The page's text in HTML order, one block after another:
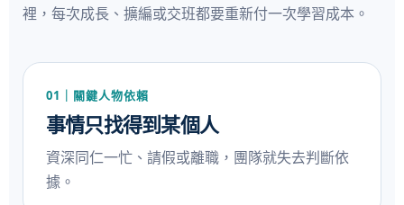
裡，每次成長、擴編或交班都要重新付一次學習成本。
01｜關鍵人物依賴
事情只找得到某個人
資深同仁一忙、請假或離職，團隊就失去判斷依
據。